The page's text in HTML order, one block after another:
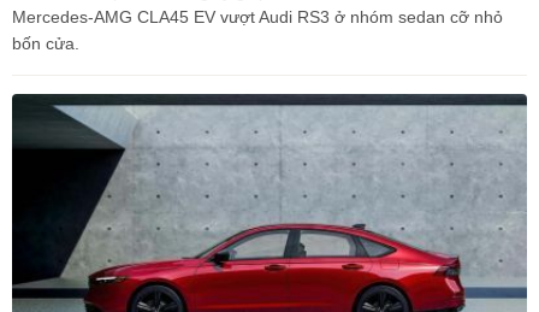
Mercedes-AMG CLA45 EV vượt Audi RS3 ở nhóm sedan cỡ nhỏ
bốn cửa.